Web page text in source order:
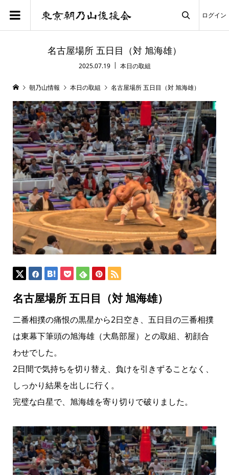
ログイン
名古屋場所 五日目（対 旭海雄）
2025.07.19 本日の取組
朝乃山情報 本日の取組 名古屋場所 五日目（対 旭海雄）
名古屋場所 五日目（対 旭海雄）
二番相撲の痛恨の黒星から2日空き、五日目の三番相撲
は東幕下筆頭の旭海雄（大島部屋）との取組、初顔合
わせでした。
2日間で気持ちを切り替え、負けを引きずることなく、
しっかり結果を出しに行く。
完璧な白星で、旭海雄を寄り切りで破りました。